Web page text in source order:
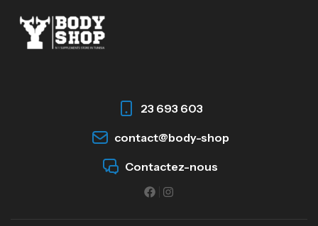
23 693 603
contact@body-shop
Contactez-nous